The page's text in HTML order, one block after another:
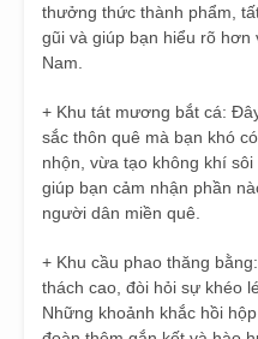
thưởng thức thành phẩm,
gũi và giúp bạn hiểu rõ hơn
Nam.
+ Khu tát mương bắt cá:
sắc thôn quê mà bạn khó
nhộn, vừa tạo không khí
giúp bạn cảm nhận phần
người dân miền quê.
+ Khu cầu phao thăng
thách cao, đòi hỏi sự khéo
Những khoảnh khắc hồi